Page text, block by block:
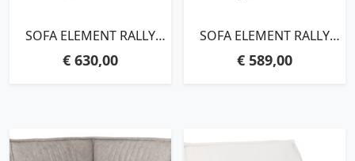
SOFA ELEMENT RALLY
POODLE BEIGE
€630,00
SOFA ELEMENT RALLY
CM, POODLE BEIGE
€ 589,00